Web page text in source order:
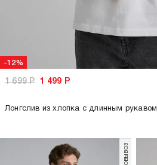
-12%
1 699Р 1 499 Р
Лонгслив из хлопка с длинным рукавом